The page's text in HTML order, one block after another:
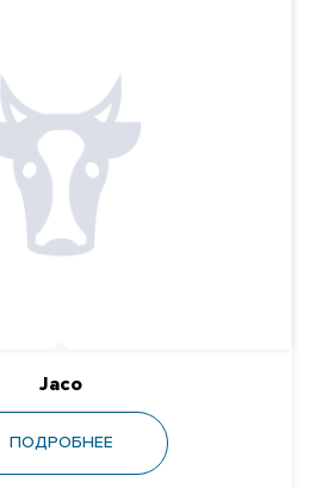
Jaco
ПОДРОБНЕЕ